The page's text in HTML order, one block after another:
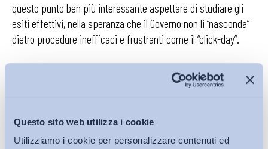
Questo sito web utilizza i cookie
Utilizziamo i cookie per personalizzare contenuti ed
questo punto ben più interessante aspettare di studiare gli
esiti effettivi, nella speranza che il Governo non li “nasconda”
dietro procedure inefficaci e frustranti come il “click-day”.
opportunistico o se sia stata colta la sfida, ancor più
culturale che legislativa, contenuta tra le righe di